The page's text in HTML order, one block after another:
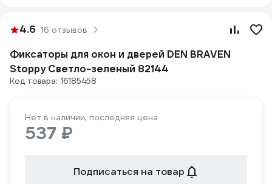
4.6 16 отзывов
Фиксаторы для окон и дверей DEN BRAVEN
Stoppy Светло-зеленый 82144
Код товара: 16185458
Нет в наличии, последняя цена
537 ₽
Подписаться на товар